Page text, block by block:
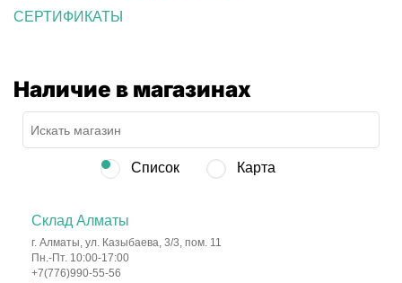
СЕРТИФИКАТЫ
Наличие в магазинах
Список Карта
Склад Алматы
г. Алматы, ул. Казыбаева, 3/3, пом. 11
Пн.-Пт. 10:00-17:00
+7(776)990-55-56